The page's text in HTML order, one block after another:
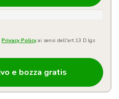
Privacy Policy ai sensi dell'art.13 D.lgs